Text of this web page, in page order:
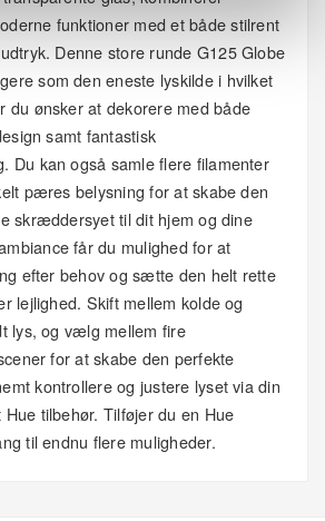
funktioner med et både stilrent
Denne store runde G125 Globe
som den eneste lyskilde i hvilket
du ønsker at dekorere med både
samt fantastisk
Du kan også samle flere filamenter
pæres belysning for at skabe den
skræddersyet til dit hjem og dine
får du mulighed for at
efter behov og sætte den helt rette
lejlighed. Skift mellem kolde og
lys, og vælg mellem fire
for at skabe den perfekte
kontrollere og justere lyset via din
tilbehør. Tilføjer du en Hue
til endnu flere muligheder.